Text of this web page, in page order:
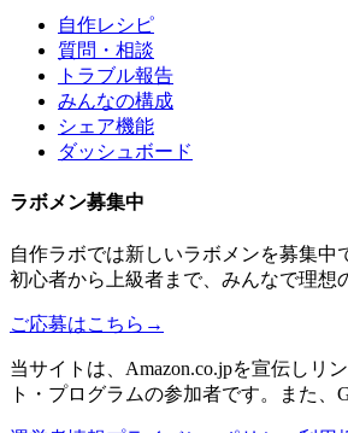
自作レシピ
質問・相談
トラブル報告
みんなの構成
シェア機能
ダッシュボード
ラボメン募集中
自作ラボでは新しいラボメンを募集中
初心者から上級者まで、みんなで理想
ご応募はこちら →
当サイトは、Amazon.co.jpを宣伝しリ
ト・プログラムの参加者です。また、